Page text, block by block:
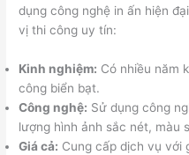
dụng công nghệ in ấn hiện
vị thi công uy tín:
Kinh nghiệm: Có nhiều năm
công biển bạt.
Công nghệ: Sử dụng công
lượng hình ảnh sắc nét, màu
Giá cả: Cung cấp dịch vụ với